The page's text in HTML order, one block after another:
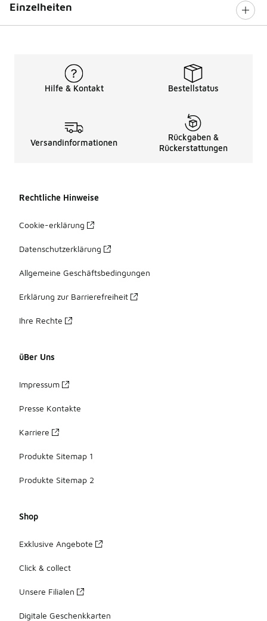
Einzelheiten
Hilfe & Kontakt Bestellstatus
Versandinformationen
Rückgaben &
Rückerstattungen
Rechtliche Hinweise
Cookie-erklärung
Datenschutzerklärung
Allgemeine Geschäftsbedingungen
Erklärung zur Barrierefreiheit
Ihre Rechte
üBer Uns
Impressum
Presse Kontakte
Karriere
Produkte Sitemap 1
Produkte Sitemap 2
Shop
Exklusive Angebote
Click & collect
Unsere Filialen
Digitale Geschenkkarten